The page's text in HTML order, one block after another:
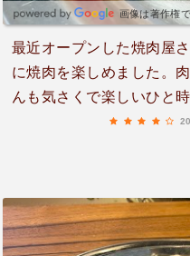
画像は著作権
最近オープンした焼肉屋
に焼肉を楽しめました。
んも気さくで楽しいひと